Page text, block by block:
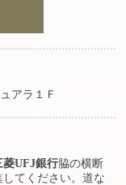
アラ１Ｆ
菱UFJ銀行脇の横断
てください。道な